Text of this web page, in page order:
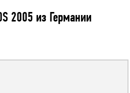
2005 из Германии